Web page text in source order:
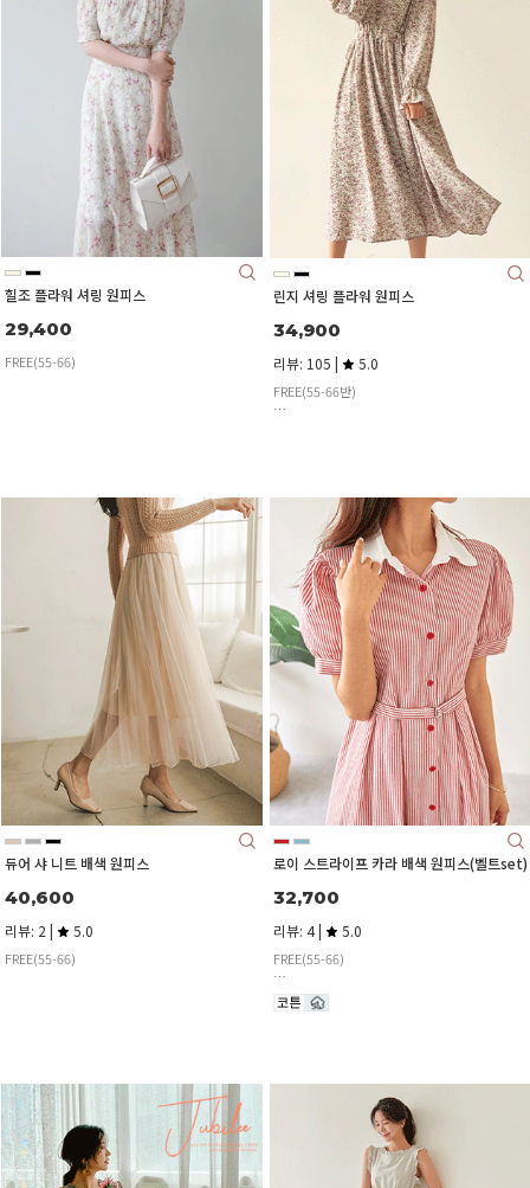
힐조 플라워 셔링 원피스
29,400
FREE(55-66)
린지 셔링 플라워 원피스
34,900
리뷰: 105 | 5.0
FREE(55-66반)
듀어 샤 니트 배색 원피스
40,600
리뷰: 2 | 5.0
FREE(55-66)
로이 스트라이프 카라 배색 원피스(벨트set)
32,700
리뷰: 4 | 5.0
FREE(55-66)